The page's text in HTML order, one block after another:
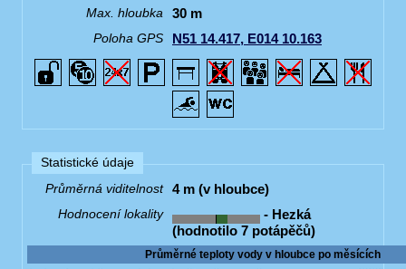
Max. hloubka 30 m
Poloha GPS N51 14.417, E014 10.163
Statistické údaje
Průměrná viditelnost
4 m (v hloubce)
Hodnocení lokality
- Hezká
(hodnotilo 7 potápěčů)
Průměrné teploty vody v hloubce po měsících